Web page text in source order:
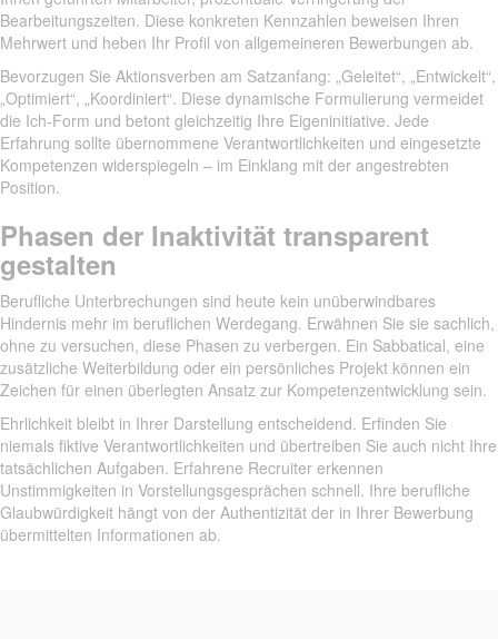
Bearbeitungszeiten. Diese konkreten Kennzahlen beweisen Ihren
Mehrwert und heben Ihr Profil von allgemeineren Bewerbungen ab.
Bevorzugen Sie Aktionsverben am Satzanfang: „Geleitet“, „Entwickelt“,
„Optimiert“, „Koordiniert“. Diese dynamische Formulierung vermeidet
die Ich-Form und betont gleichzeitig Ihre Eigeninitiative. Jede
Erfahrung sollte übernommene Verantwortlichkeiten und eingesetzte
Kompetenzen widerspiegeln – im Einklang mit der angestrebten
Position.
Phasen der Inaktivität transparent
gestalten
Berufliche Unterbrechungen sind heute kein unüberwindbares
Hindernis mehr im beruflichen Werdegang. Erwähnen Sie sie sachlich,
ohne zu versuchen, diese Phasen zu verbergen. Ein Sabbatical, eine
zusätzliche Weiterbildung oder ein persönliches Projekt können ein
Zeichen für einen überlegten Ansatz zur Kompetenzentwicklung sein.
Ehrlichkeit bleibt in Ihrer Darstellung entscheidend. Erfinden Sie
niemals fiktive Verantwortlichkeiten und übertreiben Sie auch nicht Ihre
tatsächlichen Aufgaben. Erfahrene Recruiter erkennen
Unstimmigkeiten in Vorstellungsgesprächen schnell. Ihre berufliche
Glaubwürdigkeit hängt von der Authentizität der in Ihrer Bewerbung
übermittelten Informationen ab.